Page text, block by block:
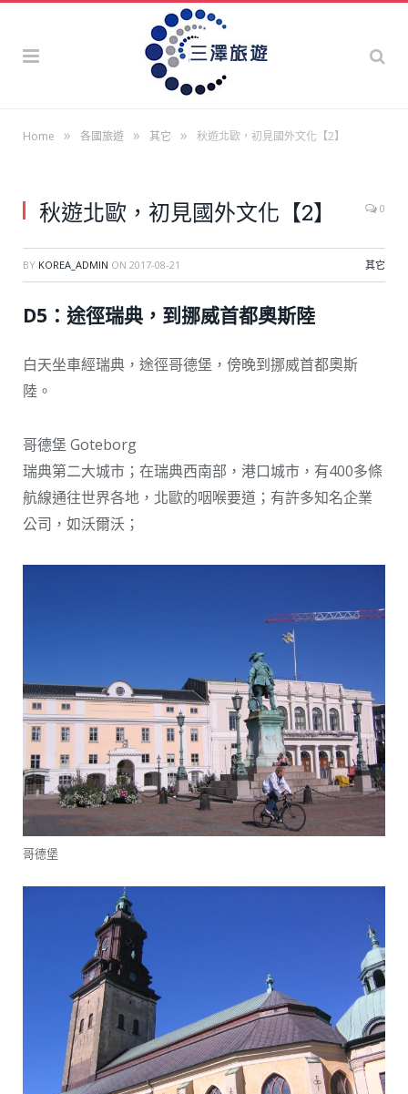
Home » 各國旅遊 » 其它 » 秋遊北歐，初見國外文化【2】
秋遊北歐，初見國外文化【2】 0
BY KOREA_ADMIN ON 2017-08-21 其它
D5：途徑瑞典，到挪威首都奧斯陸
白天坐車經瑞典，途徑哥德堡，傍晚到挪威首都奧斯
陸。
哥德堡 Goteborg
瑞典第二大城市；在瑞典西南部，港口城市，有400多條
航線通往世界各地，北歐的咽喉要道；有許多知名企業
公司，如沃爾沃；
哥德堡